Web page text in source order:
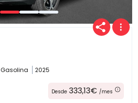
Gasolina 2025
Desde 333,13€ /mes